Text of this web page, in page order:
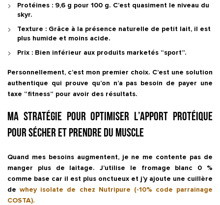
Protéines : 9,6 g pour 100 g. C’est quasiment le niveau du
skyr.
Texture : Grâce à la présence naturelle de petit lait, il est
plus humide et moins acide.
Prix : Bien inférieur aux produits marketés “sport”.
Personnellement, c’est mon premier choix. C’est une solution
authentique qui prouve qu’on n’a pas besoin de payer une
taxe “fitness” pour avoir des résultats.
Ma stratégie pour optimiser l’apport protéique
pour sécher et prendre du muscle
Quand mes besoins augmentent, je ne me contente pas de
manger plus de laitage. J’utilise le fromage blanc 0 %
comme base car il est plus onctueux et j’y ajoute une cuillère
dewhey isolate de chez Nutripure (-10% code parrainage
COSTA).